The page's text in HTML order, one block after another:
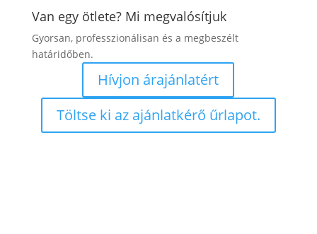
Van egy ötlete? Mi megvalósítjuk
Gyorsan, professzionálisan és a megbeszélt
határidőben.
Hívjon árajánlatért
Töltse ki az ajánlatkérő űrlapot.